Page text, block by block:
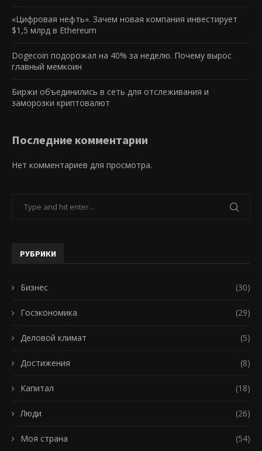
«Цифровая нефть». Зачем новая компания инвестирует
$1,5 млрд в Ethereum
Dogecoin подорожал на 40% за неделю. Почему вырос
главный мемкоин
Биржи объединились в сеть для отслеживания и
заморозки криптовалют
Последние комментарии
Нет комментариев для просмотра.
РУБРИКИ
Бизнес (30)
Госэкономика (29)
Деловой климат (5)
Достижения (8)
Капитал (18)
Люди (26)
Моя страна (54)